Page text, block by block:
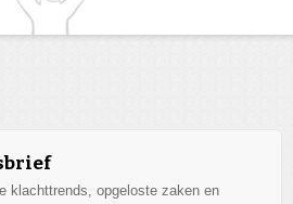
klachttrends, opgeloste zaken en